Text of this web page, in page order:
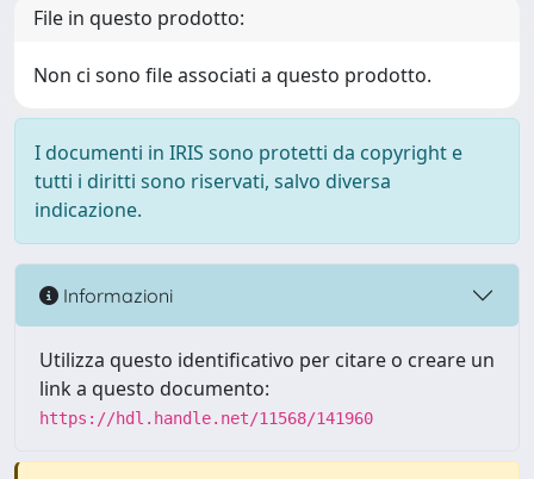
File in questo prodotto:
Non ci sono file associati a questo prodotto.
I documenti in IRIS sono protetti da copyright e
tutti i diritti sono riservati, salvo diversa
indicazione.
Informazioni
Utilizza questo identificativo per citare o creare un
link a questo documento:
https://hdl.handle.net/11568/141960